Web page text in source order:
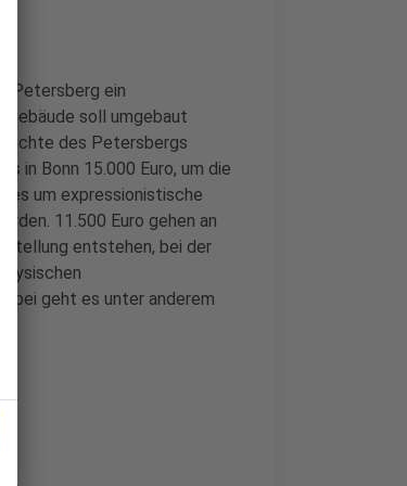
Petersberg ein
soll umgebaut
des Petersbergs
in Bonn 15.000 Euro, um die
es um expressionistische
11.500 Euro gehen an
entstehen, bei der
geht es unter anderem